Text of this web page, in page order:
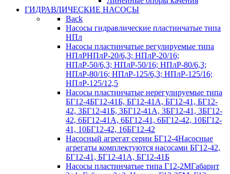
ГИДРАВЛИЧЕСКИЕ НАСОСЫ
Back
Насосы гидравлические пластинчатые типа
НПл
Насосы пластинчатые регулируемые типа
НПлРНПлР-20/6,3; НПлР-20/16;
НПлР-50/6,3; НПлР-50/16; НПлР-80/6,3;
НПлР-80/16; НПлР-125/6,3; НПлР-125/16;
НПлР-125/12,5
Насосы пластинчатые нерегулируемые типа
БГ12-4БГ12-41Б, БГ12-41А, БГ12-41, БГ12-
42, 3БГ12-41Б, 3БГ12-41А, 3БГ12-41, 3БГ12-
42, 6БГ12-41А, 6БГ12-41, 6БГ12-42, 10БГ12-
41, 10БГ12-42, 16БГ12-42
Насосный агрегат серии БГ12-4Насосные
агрегаты комплектуются насосами БГ12-42,
БГ12-41, БГ12-41А, БГ12-41Б
Насосы пластинчатые типа Г12-2МГабарит